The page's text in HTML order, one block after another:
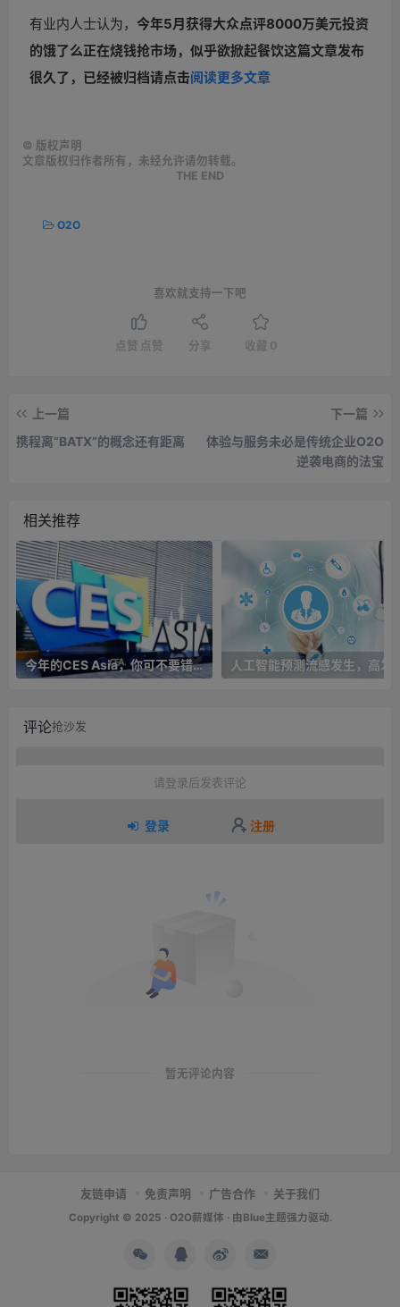
有业内人士认为， 今年5月获得大众点评8000万美元投资
的饿了么正在烧钱抢市场，似乎欲掀起餐饮这篇文章发布
很久了，已经被归档请点击阅读更多文章
© 版权声明
文章版权归作者所有，未经允许请勿转载。
THE END
O2O
喜欢就支持一下吧
点赞 点赞 分享 收藏 0
上一篇
携程离“BATX”的概念还有距离
下一篇
体验与服务未必是传统企业O2O
逆袭电商的法宝
相关推荐
今年的CES Asia，你可不要错过这些自动驾驶看点
评论抢沙发
请登录后发表评论
登录 注册
暂无评论内容
友链申请 免责声明 广告合作 关于我们
Copyright © 2025 · O2O薪媒体 · 由Blue主题强力驱动.